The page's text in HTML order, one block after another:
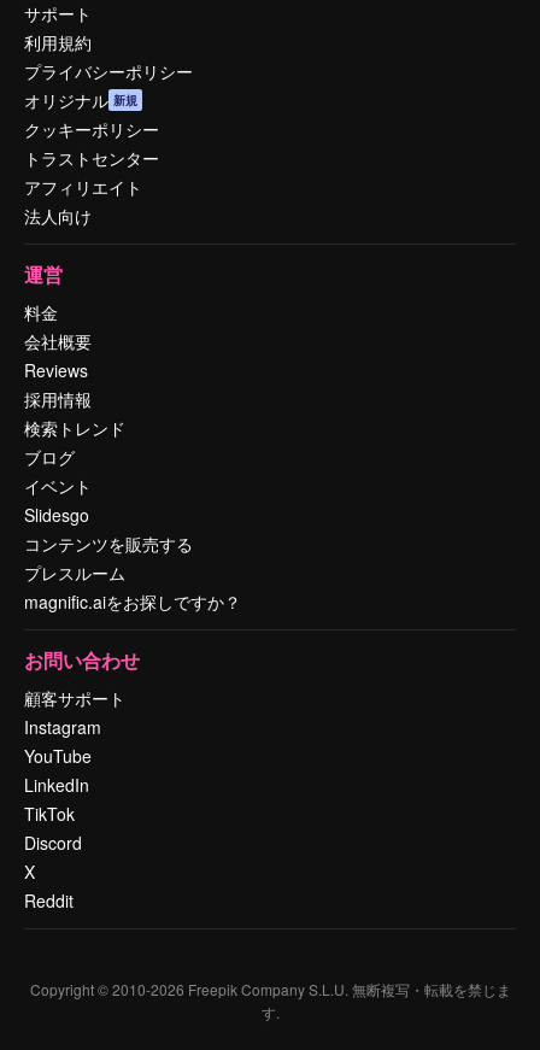
サポート
利用規約
プライバシーポリシー
オリジナル 新規
クッキーポリシー
トラストセンター
アフィリエイト
法人向け
運営
料金
会社概要
Reviews
採用情報
検索トレンド
ブログ
イベント
Slidesgo
コンテンツを販売する
プレスルーム
magnific.aiをお探しですか？
お問い合わせ
顧客サポート
Instagram
YouTube
LinkedIn
TikTok
Discord
X
Reddit
Copyright © 2010-2026 Freepik Company S.L.U. 無断複写・転載を禁じま
す.